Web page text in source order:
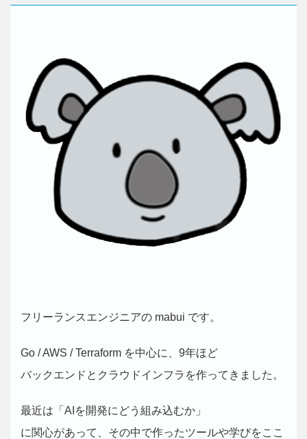
フリーランスエンジニアの mabui です。
Go / AWS / Terraform を中心に、9年ほど
バックエンドとクラウドインフラを作ってきました。
最近は「AIを開発にどう組み込むか」
に関心があって、その中で作ったツールや学びをここ